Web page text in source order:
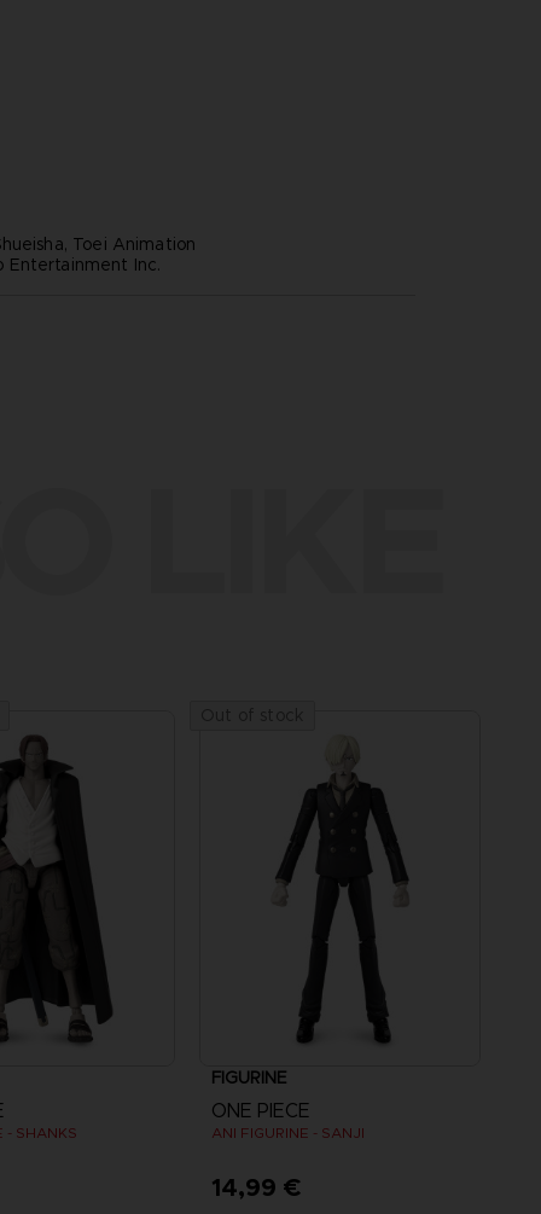
Toei Animation
Entertainment Inc.
- SHANKS
FIGURINE
ONE PIECE
ANI FIGURINE - SANJI
14,99 €